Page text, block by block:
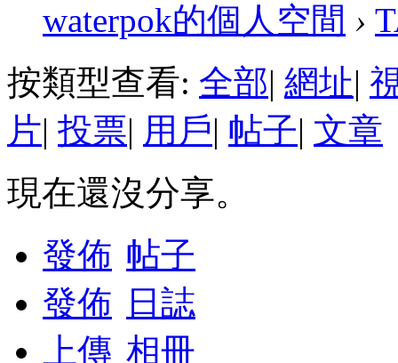
waterpok的個人空間 ›
按類型查看: 全部| 網址|
片| 投票| 用戶| 帖子| 文章
現在還沒分享。
發佈 帖子
發佈
日誌
上傳 相冊